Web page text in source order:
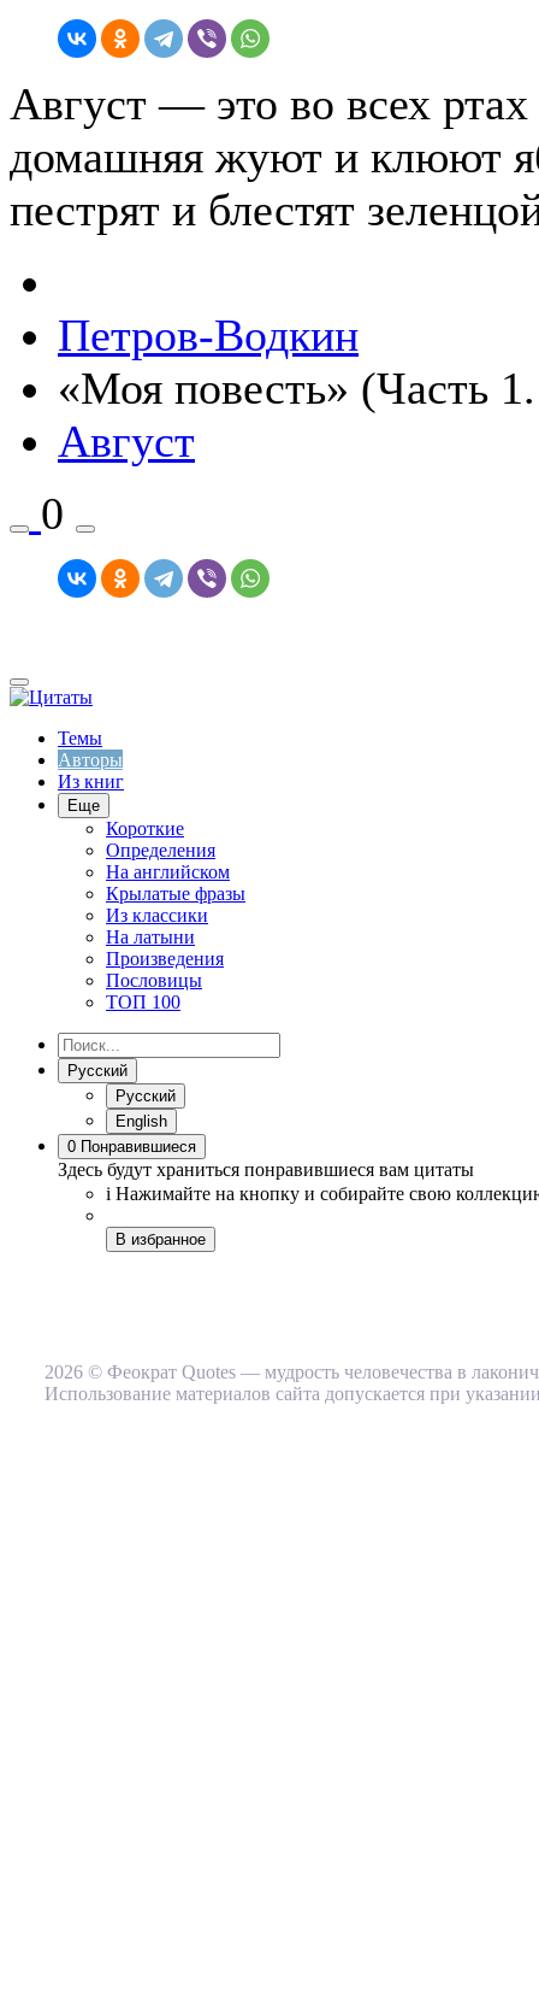
Август ― это во всех
домашняя жуют и клюют
пестрят и блестят
Петров-Водкин
«Моя повесть» (Часть
Август
0
Темы
Авторы
Из книг
Еще
Короткие
Определения
На английском
Крылатые фразы
Из классики
На латыни
Произведения
Пословицы
ТОП 100
Русский
Русский
English
0 Понравившиеся
Здесь будут храниться понравившиеся вам цитаты
i Нажимайте на кнопку и собирайте свою
В избранное
2026 © Феократ Quotes — мудрость человечества в
Использование материалов сайта допускается при